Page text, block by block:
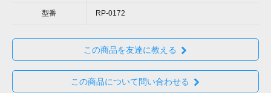
型番 RP-0172
この商品を友達に教える
この商品について問い合わせる